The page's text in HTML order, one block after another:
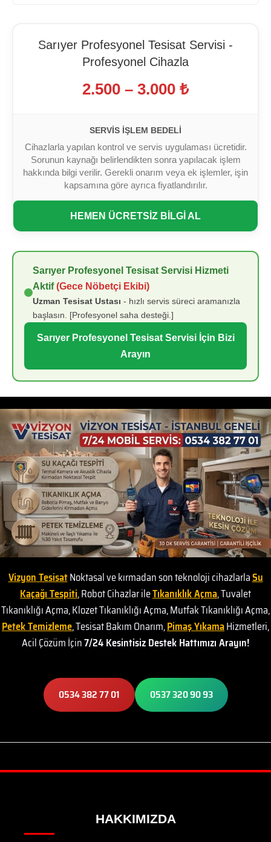
Sarıyer Profesyonel Tesisat Servisi -
Profesyonel Cihazla
2.500 – 3.000 ₺
SERVIS İŞLEM BEDELI
Cihazlarla yapılan kontrol ve servis uygulaması ücretidir.
Sorunun kaynağı belirlendikten sonra yapılacak işlem
hakkında bilgi verilir. Gerekli onarım veya ek işlemler, işin
kapsamına göre ayrıca fiyatlandırılır.
HEMEN ÜCRETSİZ BİLGİ AL
Sarıyer Profesyonel Tesisat Servisi Hizmeti
Aktif(Gece Nöbetçi Ekibi)
Uzman Tesisat Ustası - hızlı servis süreci aramanızla
başlasın. [Profesyonel saha desteği.]
Sarıyer Profesyonel Tesisat Servisi İçin Bizi
Arayın
Vizyon TesisatNoktasal ve kırmadan son teknoloji cihazlarlaSu
Kaçağı Tespiti, Robot Cihazlar ileTıkanıklık Açma, Tuvalet
Tıkanıklığı Açma, Klozet Tıkanıklığı Açma, Mutfak Tıkanıklığı Açma,
Petek Temizleme, Tesisat Bakım Onarım,Pimaş YıkamaHizmetleri,
Acil Çözüm İçin7/24 Kesintisiz Destek Hattımızı Arayın!
0534 382 77 01 0537 320 90 93
HAKKIMIZDA